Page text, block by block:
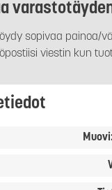
sopivaa painoa/
viestin kun
Muovi: